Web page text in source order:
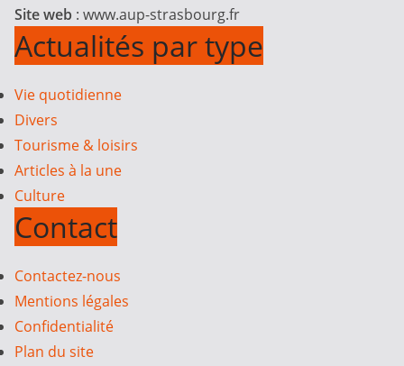
Site web : www.aup-strasbourg.fr
Actualités par type
Vie quotidienne
Divers
Tourisme & loisirs
Articles à la une
Culture
Contact
Contactez-nous
Mentions légales
Confidentialité
Plan du site